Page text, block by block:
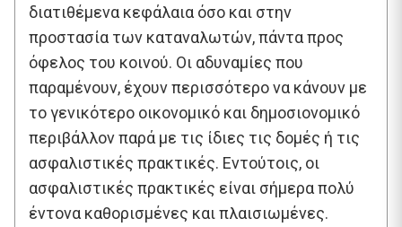
διατιθέμενα κεφάλαια όσο και στην
προστασία των καταναλωτών, πάντα προς
όφελος του κοινού. Οι αδυναμίες που
παραμένουν, έχουν περισσότερο να κάνουν με
το γενικότερο οικονομικό και δημοσιονομικό
περιβάλλον παρά με τις ίδιες τις δομές ή τις
ασφαλιστικές πρακτικές. Εντούτοις, οι
ασφαλιστικές πρακτικές είναι σήμερα πολύ
έντονα καθορισμένες και πλαισιωμένες.